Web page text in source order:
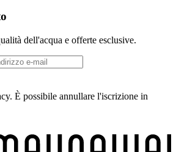
dell'acqua e offerte esclusive.
È possibile annullare l'iscrizione in